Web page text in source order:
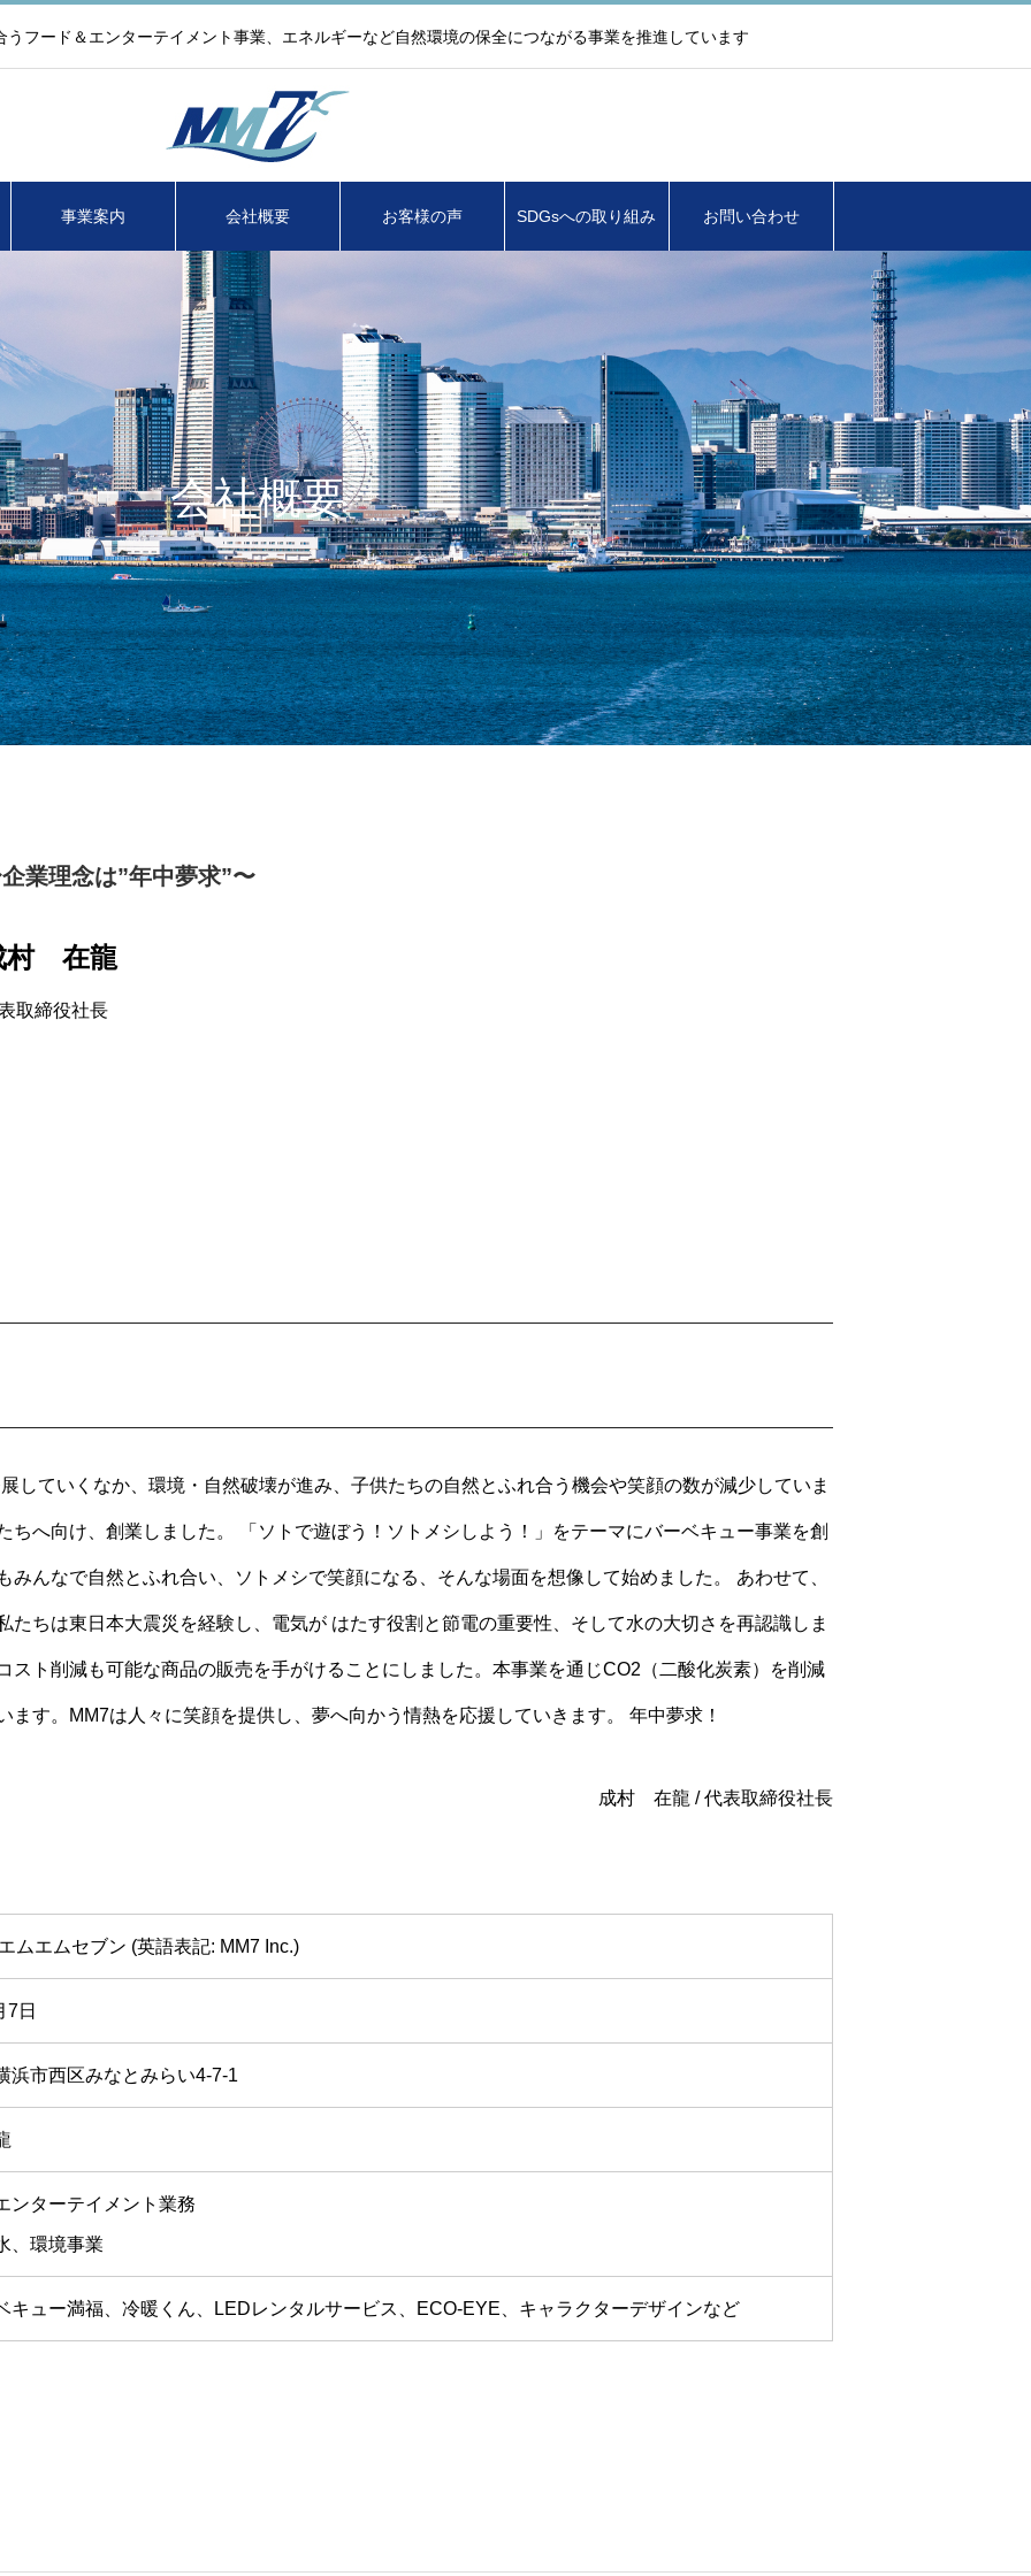
フード＆エンターテイメント事業、エネルギーなど自然環境の保全につながる事業を推進しています
事業案内 会社概要 お客様の声 SDGsへの取り組み お問い合わせ
会社概要
業理念は”年中夢求”〜
村 在龍
取締役社長
していくなか、環境・自然破壊が進み、子供たちの自然とふれ合う機会や笑顔の数が減少していま
ちへ向け、創業しました。 「ソトで遊ぼう！ソトメシしよう！」をテーマにバーベキュー事業を創
んなで自然とふれ合い、ソトメシで笑顔になる、そんな場面を想像して始めました。 あわせて、
たちは東日本大震災を経験し、電気が はたす役割と節電の重要性、そして水の大切さを再認識しま
スト削減も可能な商品の販売を手がけることにしました。本事業を通じCO2（二酸化炭素）を削減
す。MM7は人々に笑顔を提供し、夢へ向かう情熱を応援していきます。 年中夢求！
成村 在龍 / 代表取締役社長
ムエムセブン (英語表記: MM7 Inc.)
7日
浜市西区みなとみらい4-7-1
ンターテイメント業務
、環境事業
キュー満福、冷暖くん、LEDレンタルサービス、ECO-EYE、キャラクターデザインなど